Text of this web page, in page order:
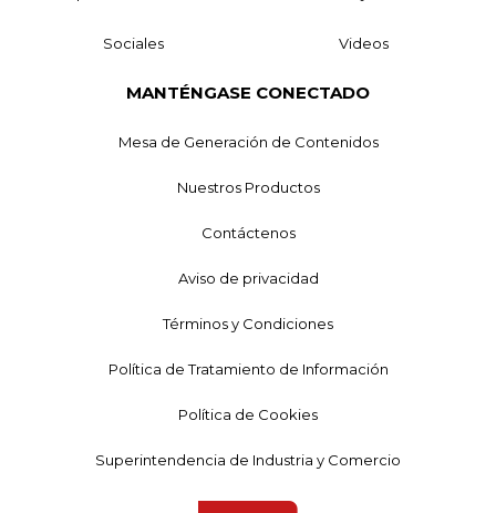
Sociales Videos
MANTÉNGASE CONECTADO
Mesa de Generación de Contenidos
Nuestros Productos
Contáctenos
Aviso de privacidad
Términos y Condiciones
Política de Tratamiento de Información
Política de Cookies
Superintendencia de Industria y Comercio